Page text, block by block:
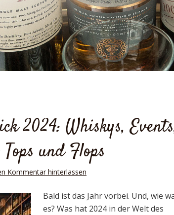
2024: Whiskys,
und Flops
Kommentar hinterlassen
Bald ist das Jahr vorbei. Und, wie
es? Was hat 2024 in der Welt des